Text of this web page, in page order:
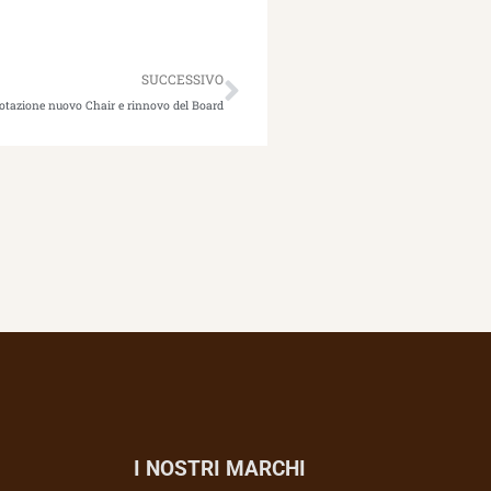
SUCCESSIVO
nuovo Chair e rinnovo del Board
Successivo
I NOSTRI MARCHI